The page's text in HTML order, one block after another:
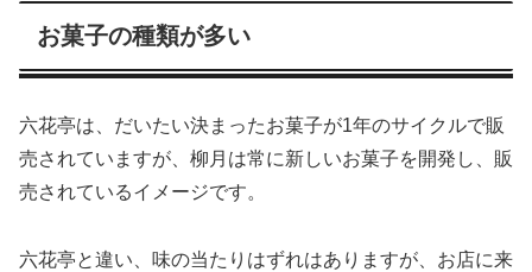
お菓子の種類が多い
六花亭は、だいたい決まったお菓子が1年のサイクルで販
売されていますが、柳月は常に新しいお菓子を開発し、販
売されているイメージです。
六花亭と違い、味の当たりはずれはありますが、お店に来